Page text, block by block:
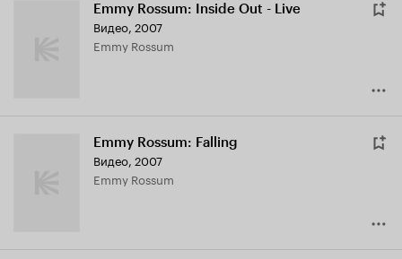
Emmy Rossum: Inside Out - Live
Видео, 2007
Emmy Rossum
Emmy Rossum: Falling
Видео, 2007
Emmy Rossum